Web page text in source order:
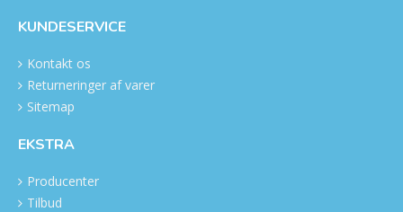
KUNDESERVICE
Kontakt os
Returneringer af varer
Sitemap
EKSTRA
Producenter
Tilbud